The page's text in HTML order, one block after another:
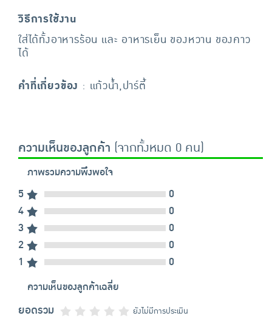
วิธีการใช้งาน
ใส่ได้ทั้งอาหารร้อน และ อาหารเย็น ของหวาน ของคาว
ได้
คำที่เกี่ยวข้อง : แก้วน้ำ,ปาร์ตี้
ความเห็นของลูกค้า (จากทั้งหมด 0 คน)
ภาพรวมความพึงพอใจ
5
0
4
0
3
0
2
0
1
0
ความเห็นของลูกค้าเฉลี่ย
ยอดรวม ยังไม่มีการประเมิน